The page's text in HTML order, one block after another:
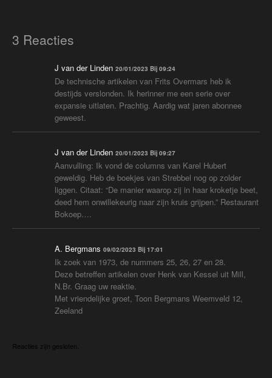
3 Reacties
J van der Linden 20/01/2023 Bij 09:24
De technische artikelen van Frits Overmars heb ik
destijds verslonden. Ik herinner me een serie over
expansie uitlaten. Prachtig. Aardig wat jaren abonnee
geweest.
J van der Linden 20/01/2023 Bij 09:27
Aanvulling: Ik vond de columns van Karel Hubert
geweldig. Heb de boekjes van Strebbel nog op zolder
liggen. Citaat: “De manier waarop zij in haar kroketje beet,
deed hem onwillekeurig naar zijn kruis grijpen.” Restaurant
Bokoep….
A. Bergmans 09/02/2023 Bij 17:01
Ik zoek van 1973, de nummers 25, 26, 27 en 28.
Deze betreffen artikelen over Henk van Kessel uit Mill,
N.Br. Graag uw reaktie.
Met vriendelijke groet, Toon Bergmans Weemveld 12,
Zeeland
Reacties zijn gesloten.